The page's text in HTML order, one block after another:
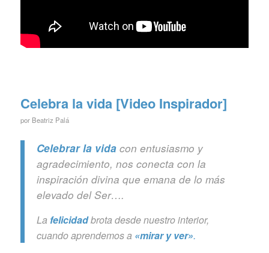
Celebra la vida [Video Inspirador]
por Beatriz Palá
Celebrar la vida con entusiasmo y
agradecimiento, nos conecta con la
inspiración divina que emana de lo más
elevado del Ser….
La felicidadbrota desde nuestro interior,
cuando aprendemos a «mirar y ver».